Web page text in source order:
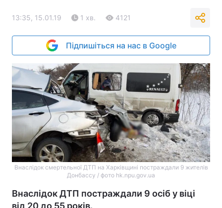
13:35, 15.01.19 1 хв. 4121
Підпишіться на нас в Google
Внаслідок смертельної ДТП на Харківщині постраждали 9 жителів
Донбассу / фото hk.npu.gov.ua
Внаслідок ДТП постраждали 9 осіб у віці
від 20 до 55 років.